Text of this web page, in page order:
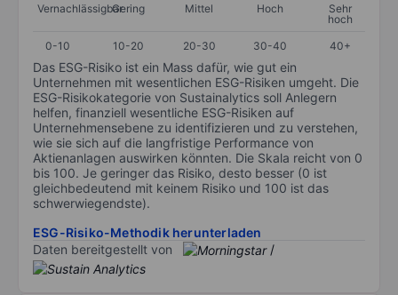
VernachlässigbarGering Mittel Hoch
Sehr
hoch
0-10
10-20 20-30 30-40 40+
Das ESG-Risiko ist ein Mass dafür, wie gut ein
Unternehmen mit wesentlichen ESG-Risiken umgeht. Die
ESG-Risikokategorie von Sustainalytics soll Anlegern
helfen, finanziell wesentliche ESG-Risiken auf
Unternehmensebene zu identifizieren und zu verstehen,
wie sie sich auf die langfristige Performance von
Aktienanlagen auswirken könnten. Die Skala reicht von 0
bis 100. Je geringer das Risiko, desto besser (0 ist
gleichbedeutend mit keinem Risiko und 100 ist das
schwerwiegendste).
ESG-Risiko-Methodik herunterladen
Daten bereitgestellt von
/